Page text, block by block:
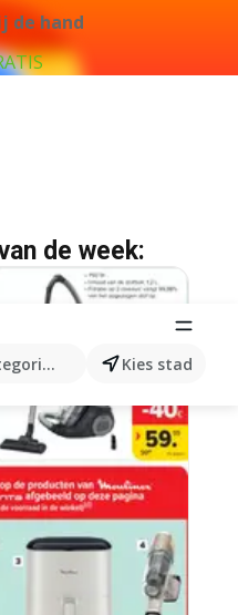
de hand
producten...
Kies stad
de week: